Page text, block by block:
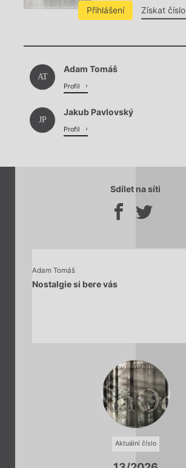
Přihlášení Získat číslo
Chviličku.
Načítá se.
AT
Adam Tomáš
Profil
JP
Jakub Pavlovský
Profil
Sdílet na síti
Adam Tomáš
Nostalgie si bere vás
Aktuální číslo